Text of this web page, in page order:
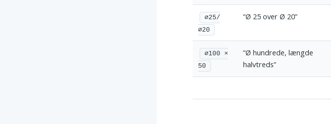
⌀25/
⌀20
“Ø 25 over Ø 20”
⌀100 ×
50
“Ø hundrede, længde
halvtreds”